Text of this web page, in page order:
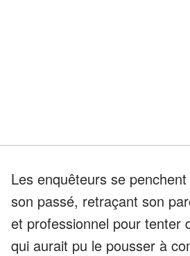
Les enquêteurs se
son passé, retraçant son
et professionnel pour tenter
qui aurait pu le pousser à